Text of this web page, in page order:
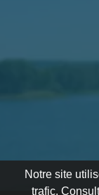
Notre site
trafic.